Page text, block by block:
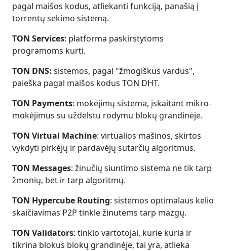
pagal maišos kodus, atliekanti funkciją, panašią į
torrentų sekimo sistemą.
TON Services: platforma paskirstytoms
programoms kurti.
TON DNS: sistemos, pagal "žmogiškus vardus",
paieška pagal maišos kodus TON DHT.
TON Payments: mokėjimų sistema, įskaitant mikro-
mokėjimus su uždelstu rodymu blokų grandinėje.
TON Virtual Machine: virtualios mašinos, skirtos
vykdyti pirkėjų ir pardavėjų sutarčių algoritmus.
TON Messages: žinučių siuntimo sistema ne tik tarp
žmonių, bet ir tarp algoritmų.
TON Hypercube Routing: sistemos optimalaus kelio
skaičiavimas P2P tinkle žinutėms tarp mazgų.
TON Validators: tinklo vartotojai, kurie kuria ir
tikrina blokus blokų grandinėje, tai yra, atlieka